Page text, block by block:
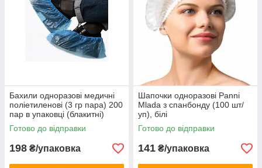
Бахили одноразові медичні
поліетиленові (3 гр пара) 200
пар в упаковці (блакитні)
Готово до відправки
198 ₴/упаковка
Шапочки одноразові Panni
Mlada з спанбонду (100 шт/
уп), білі
Готово до відправки
141 ₴/упаковка